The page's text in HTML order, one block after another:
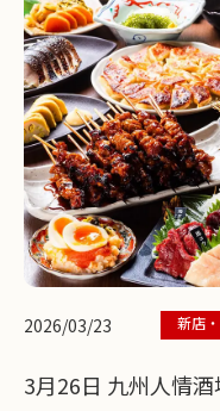
2026/03/23 新店
3月26日 九州人情